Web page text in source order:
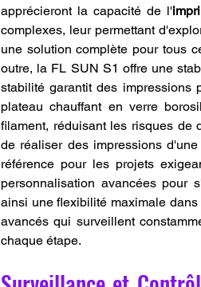
apprécieront la capacité de l'
complexes, leur permettant
une solution complète pour tous
outre, la FL SUN S1 offre une
stabilité garantit des impressions
plateau chauffant en verre
filament, réduisant les risques de
de réaliser des impressions
référence pour les projets
personnalisation avancées pour
ainsi une flexibilité maximale
avancés qui surveillent
chaque étape.